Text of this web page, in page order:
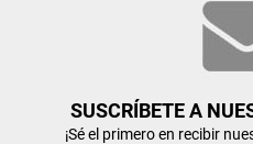
SUSCRÍBETE A
¡Sé el primero en recibir